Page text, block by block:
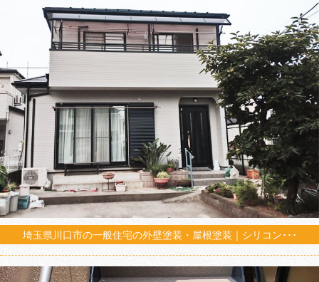
埼玉県川口市の一般住宅の外壁塗装・屋根塗装｜シリコン･･･